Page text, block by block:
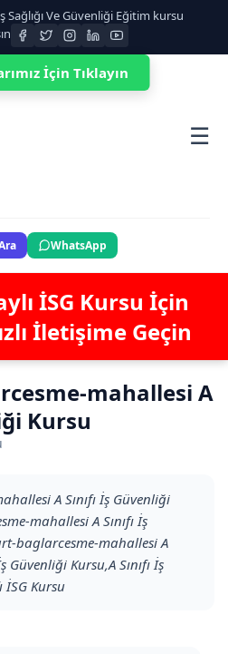
Ve Güvenliği Eğitim kursu
☰
WhatsApp
İSG Kursu İçin
İletişime Geçin
mahallesi A
Kursu
A Sınıfı İş Güvenliği
mahallesi A Sınıfı İş
baglarcesme-mahallesi A
Güvenliği Kursu,A Sınıfı İş
İSG Kursu
İçin Tıklayın